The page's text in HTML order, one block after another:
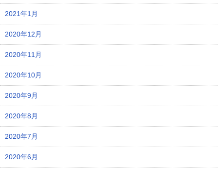
2021年1月
2020年12月
2020年11月
2020年10月
2020年9月
2020年8月
2020年7月
2020年6月